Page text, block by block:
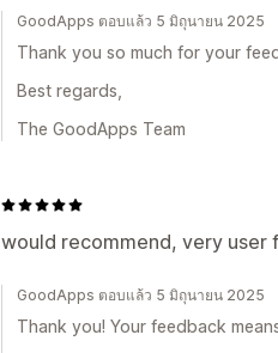
GoodApps ตอบแล้ว 5 มิถุนายน 2025
Thank you so much for your
Best regards,
The GoodApps Team
would recommend, very user
GoodApps ตอบแล้ว 5 มิถุนายน 2025
Thank you! Your feedback